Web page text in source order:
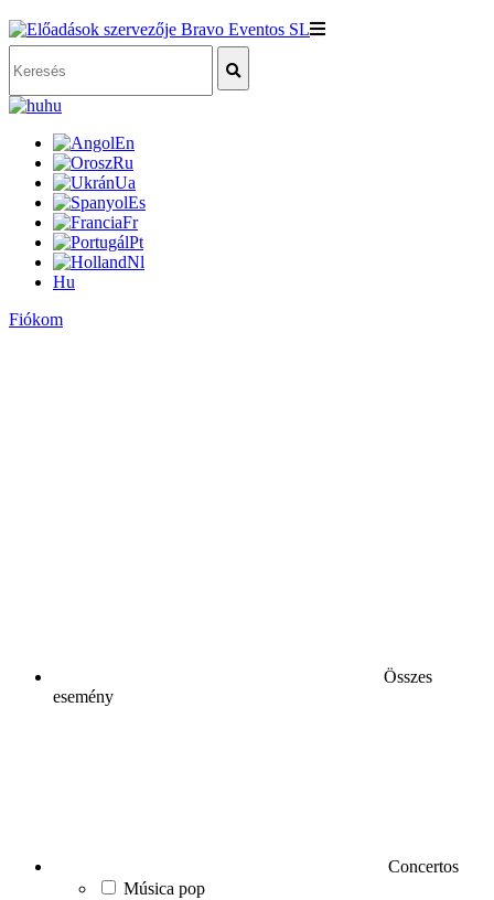
hu
En
Ru
Ua
Es
Fr
Pt
Nl
Hu
Fiókom
Összes
esemény
Concertos
Música pop